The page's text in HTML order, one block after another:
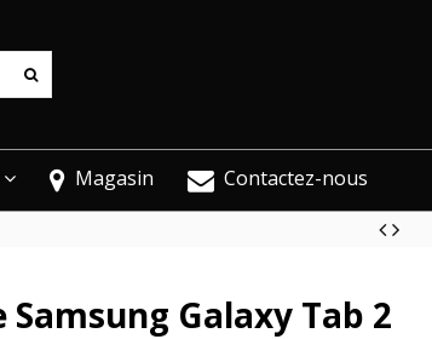
Magasin Contactez-nous
Galaxy Tab 2